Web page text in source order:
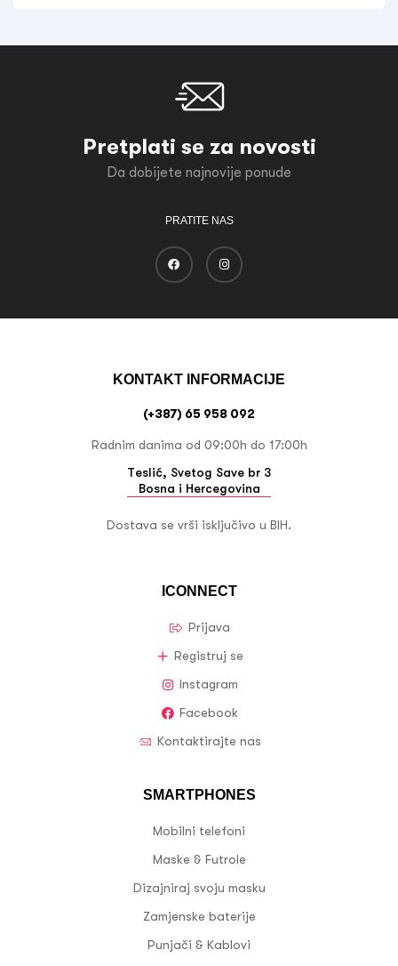
Pretplati se za novosti
Da dobijete najnovije ponude
PRATITE NAS
ICONNECT
Prijava
Registruj se
Instagram
Facebook
Kontaktirajte nas
SMARTPHONES
Mobilni telefoni
Maske & Futrole
Dizajniraj svoju masku
Zamjenske baterije
Punjači & Kablovi
KONTAKT INFORMACIJE
(+387) 65 958 092
Radnim danima od 09:00h do 17:00h
Teslić, Svetog Save br 3
Bosna i Hercegovina
Dostava se vrši isključivo u BIH.